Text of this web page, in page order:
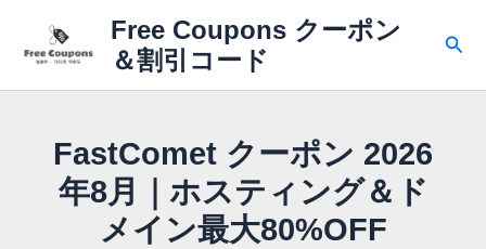
Free Coupons クーポン
＆割引コード
検
FastComet クーポン 2026
年8月｜ホスティング＆ド
メイン最大80%OFF